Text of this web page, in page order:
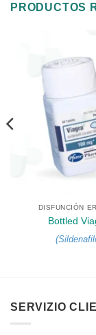
PRODUCTOS
DISFUNCIÓN
Bottled
(
SERVIZIO